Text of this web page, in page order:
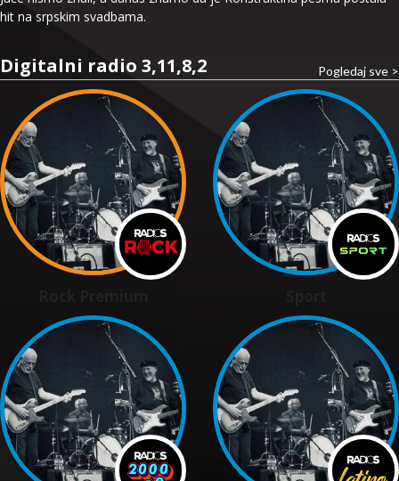
hit na srpskim svadbama.
Digitalni radio 3,11,8,2 Pogledaj sve >